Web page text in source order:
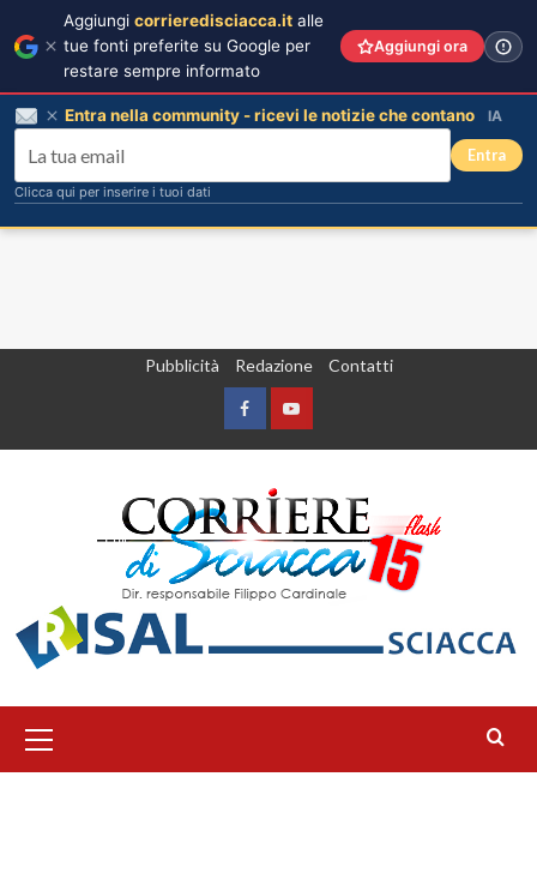
Pubblicità Redazione Contatti
FacebookYountube
principale
Aggiungi corrieredisciacca.it alle
tue fonti preferite su Google per
restare sempre informato
Aggiungi ora
Entra nella community - ricevi le notizie che contano IA
Entra
Clicca qui per inserire i tuoi dati